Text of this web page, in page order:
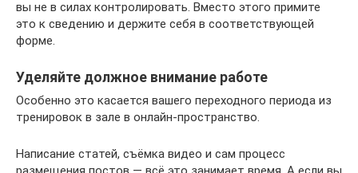
вы не в силах контролировать. Вместо этого примите
это к сведению и держите себя в соответствующей
форме.
Уделяйте должное внимание работе
Особенно это касается вашего переходного периода из
тренировок в зале в онлайн-пространство.
Написание статей, съёмка видео и сам процесс